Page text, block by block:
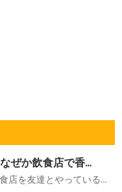
ぜか飲食店で香...
店を友達とやっている...